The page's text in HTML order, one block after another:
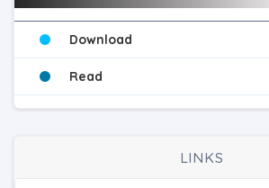
Download
Read
LINKS